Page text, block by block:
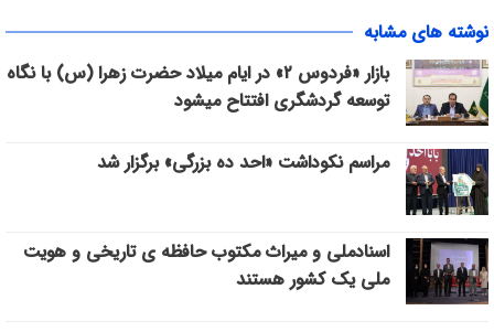
نوشته های مشابه
بازار «فردوس ۲» در ایام میلاد حضرت زهرا (س) با نگاه
توسعه گردشگری افتتاح میشود
مراسم نکوداشت «احد ده بزرگی» برگزار شد
اسنادملی و میراث مکتوب حافظه ی تاریخی و هویت
ملی یک کشور هستند